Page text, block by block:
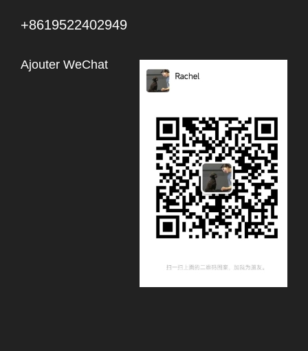
+8619522402949
Ajouter WeChat